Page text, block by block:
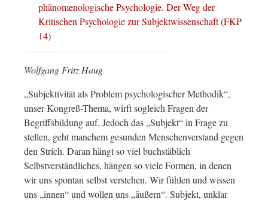
phänomenologische Psychologie. Der Weg der
Kritischen Psychologie zur Subjektwissenschaft (FKP
14)
Wolfgang Fritz Haug
„Subjektivität als Problem psychologischer Methodik“,
unser Kongreß-Thema, wirft sogleich Fragen der
Begriffsbildung auf. Jedoch das „Subjekt“ in Frage zu
stellen, geht manchem gesunden Menschenverstand gegen
den Strich. Daran hängt so viel buchstäblich
Selbstverständliches, hängen so viele Formen, in denen
wir uns spontan selbst verstehen. Wir fühlen und wissen
uns „innen“ und wollen uns „äußern“. Subjekt, unklar